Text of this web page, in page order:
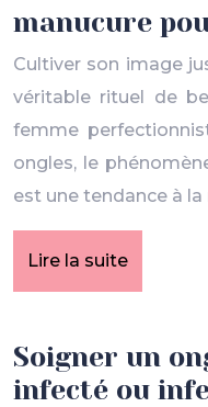
manucure
Cultiver son image
véritable rituel de
femme
ongles, le
est une tendance à
Lire la suite
Soigner un
infecté ou